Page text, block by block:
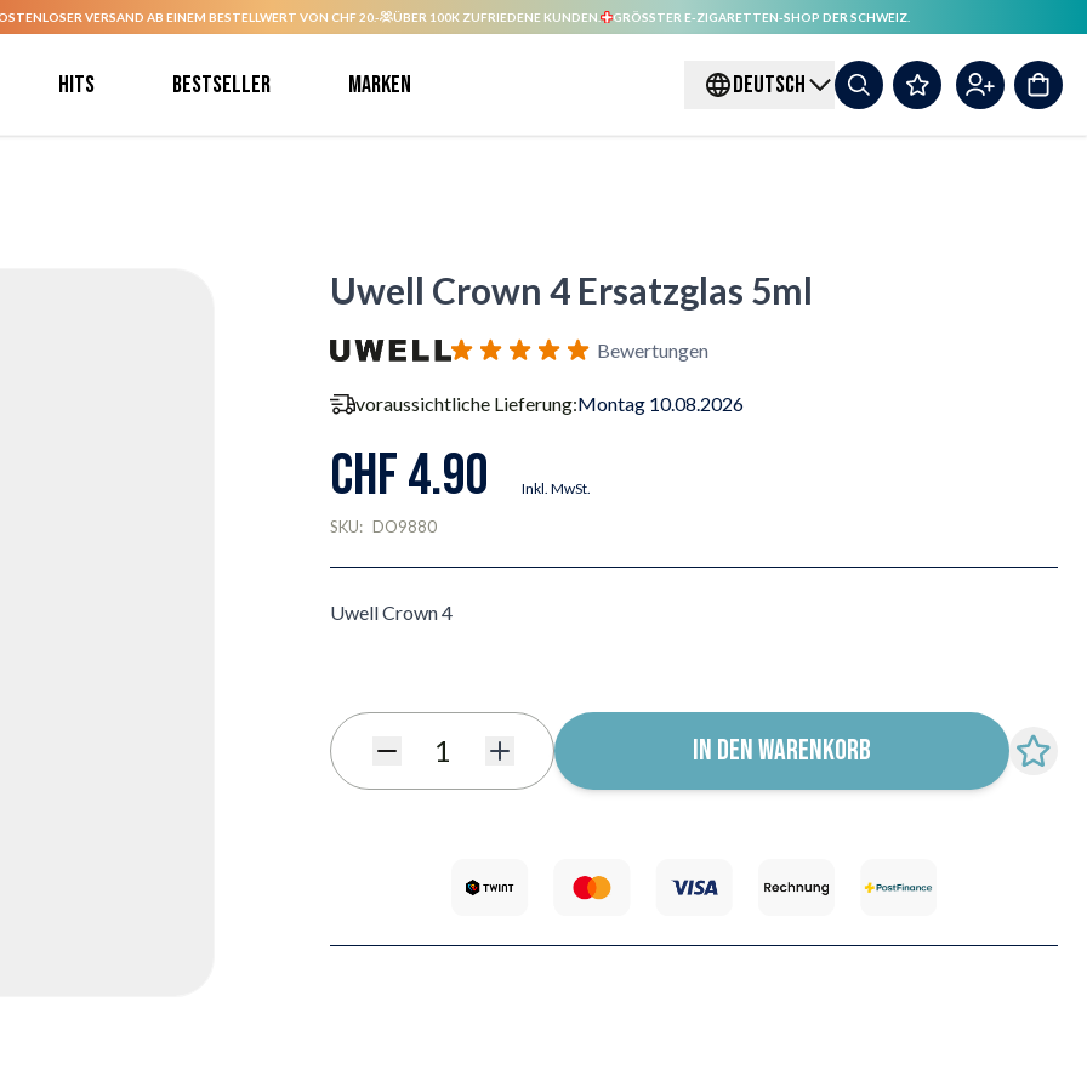
VERSAND AB EINEM BESTELLWERT VON CHF 20.- ÜBER 100K ZUFRIEDENE KUNDEN. GRÖSSTER E-ZIGARETTEN-SHOP DER SCHWEIZ.
Hits Bestseller Marken DEUTSCH
Uwell Crown 4 Ersatzglas 5ml
Bewertungen
voraussichtliche Lieferung:Montag 10.08.2026
CHF 4.90 Inkl. MwSt.
SKU: DO9880
Uwell Crown 4
IN DEN WARENKORB